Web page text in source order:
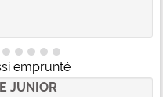
emprunté
JUNIOR